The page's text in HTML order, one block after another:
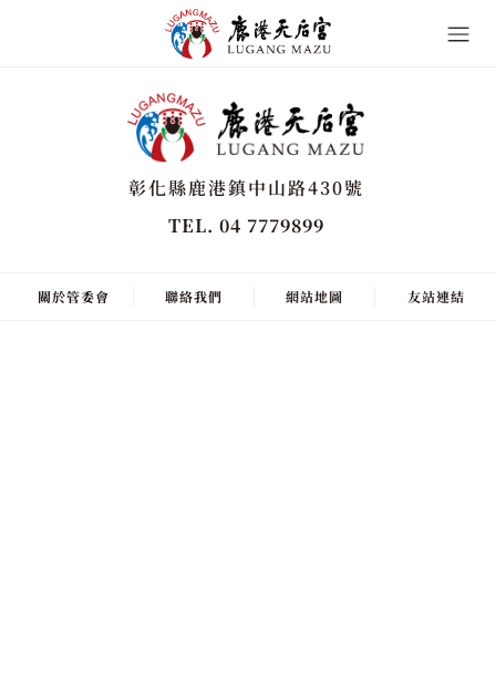
彰化縣鹿港鎮中山路430號
TEL. 04 7779899
關於管委會 聯絡我們 網站地圖 友站連結